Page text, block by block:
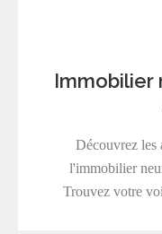
Immobilier
Découvrez les
l'immobilier
Trouvez votre